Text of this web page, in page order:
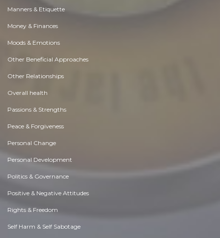
Manners & Etiquette
Money & Finances
Moods & Emotions
Other Beneficial Approaches
Other Relationships
Overall health
Passions & Strengths
Peace & Forgiveness
Personal Change
Personal Development
Politics & Governance
Positive & Negative Attitudes
Rights & Freedom
Self Harm & Self Sabotage